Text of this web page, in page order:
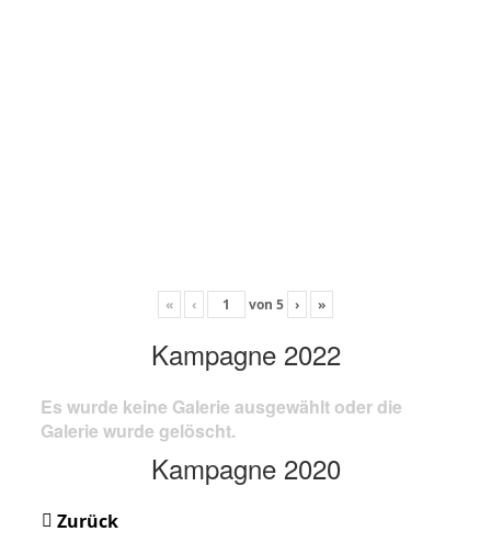
« ‹ von 5 › »
Kampagne 2022
Es wurde keine Galerie ausgewählt oder die
Galerie wurde gelöscht.
Kampagne 2020
Zurück